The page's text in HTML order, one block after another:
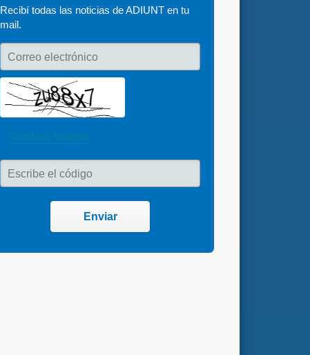
Recibí todas las noticias de ADIUNT en tu
mail.
Correo electrónico
Cambiar imagen
Escribe el código